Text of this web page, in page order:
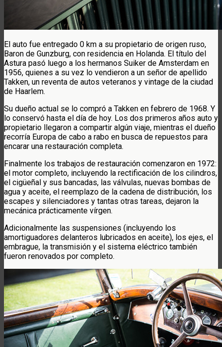
El auto fue entregado 0 km a su propietario de origen ruso,
Baron de Gunzburg, con residencia en Holanda. El título del
Astura pasó luego a los hermanos Suiker de Amsterdam en
1956, quienes a su vez lo vendieron a un señor de apellido
Takken, un reventa de autos veteranos y vintage de la ciudad
de Haarlem.
Su dueño actual se lo compró a Takken en febrero de 1968. Y
lo conservó hasta el día de hoy. Los dos primeros años auto y
propietario llegaron a compartir algún viaje, mientras el dueño
recorría Europa de cabo a rabo en busca de repuestos para
encarar una restauración completa.
Finalmente los trabajos de restauración comenzaron en 1972:
el motor completo, incluyendo la rectificación de los cilindros,
el cigüeñal y sus bancadas, las válvulas, nuevas bombas de
agua y aceite, el reemplazo de la cadena de distribución, los
escapes y silenciadores y tantas otras tareas, dejaron la
mecánica prácticamente vírgen.
Adicionalmente las suspensiones (incluyendo los
amortiguadores delanteros lubricados en aceite), los ejes, el
embrague, la transmisión y el sistema eléctrico también
fueron renovados por completo.